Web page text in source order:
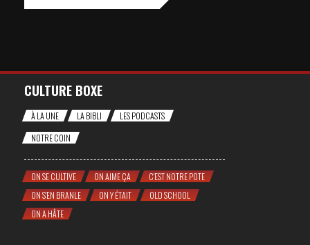
CULTURE BOXE
À LA UNE LA BIBLI
LES PODCASTS
NOTRE COIN
ON SE CULTIVE ON AIME ÇA
C'EST NOTRE POTE
ON S'EN BRANLE
ON Y ÉTAIT
OLD SCHOOL
ON A HÂTE